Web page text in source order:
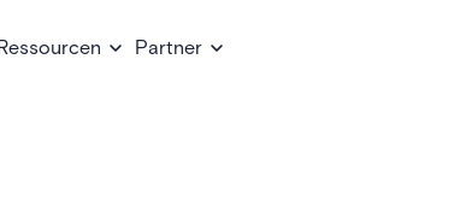
Partner